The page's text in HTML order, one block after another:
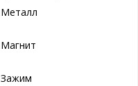
Металл
Магнит
Зажим